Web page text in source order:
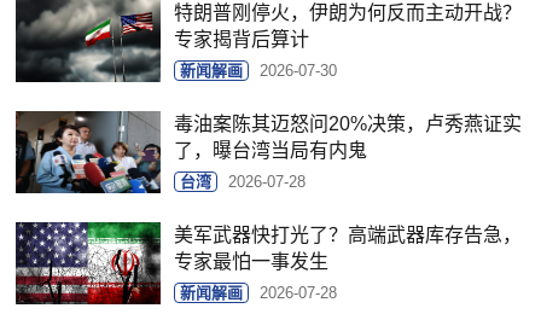
特朗普刚停火，伊朗为何反而主动开战？
专家揭背后算计
新闻解画 2026-07-30
毒油案陈其迈怒问20%决策，卢秀燕证实
了，曝台湾当局有内鬼
台湾 2026-07-28
美军武器快打光了？高端武器库存告急，
专家最怕一事发生
新闻解画 2026-07-28